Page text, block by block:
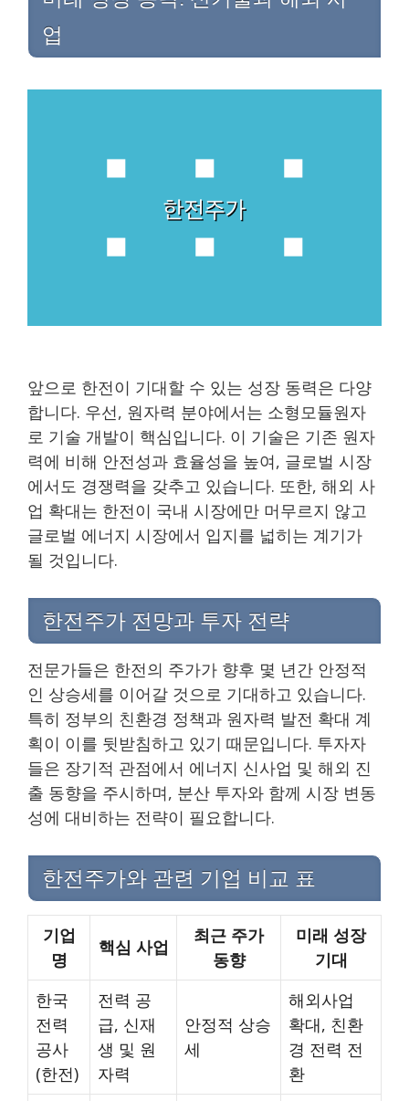
업
앞으로 한전이 기대할 수 있는 성장 동력은 다양
합니다. 우선, 원자력 분야에서는 소형모듈원자
로 기술 개발이 핵심입니다. 이 기술은 기존 원자
력에 비해 안전성과 효율성을 높여, 글로벌 시장
에서도 경쟁력을 갖추고 있습니다. 또한, 해외 사
업 확대는 한전이 국내 시장에만 머무르지 않고
글로벌 에너지 시장에서 입지를 넓히는 계기가
될 것입니다.
한전주가 전망과 투자 전략
전문가들은 한전의 주가가 향후 몇 년간 안정적
인 상승세를 이어갈 것으로 기대하고 있습니다.
특히 정부의 친환경 정책과 원자력 발전 확대 계
획이 이를 뒷받침하고 있기 때문입니다. 투자자
들은 장기적 관점에서 에너지 신사업 및 해외 진
출 동향을 주시하며, 분산 투자와 함께 시장 변동
성에 대비하는 전략이 필요합니다.
한전주가와 관련 기업 비교 표
기업
명
핵심 사업
최근 주가
동향
미래 성장
기대
한국
전력
공사
(한전)
전력 공
급, 신재
생 및 원
자력
안정적 상승
세
해외사업
확대, 친환
경 전력 전
환